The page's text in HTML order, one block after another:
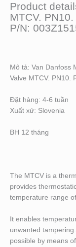
Product
MTCV.
P/N:
Mô tả: Van Danfoss
Valve MTCV. PN10.
Đặt hàng: 4-6 tuần
Xuất xứ: Slovenia
BH 12 tháng
The MTCV is a
provides
temperature range
It enables
unwanted
possible by means